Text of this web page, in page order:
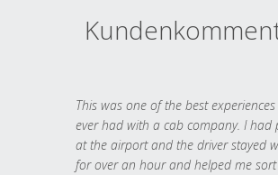
This was one of the best
ever had with a cab company. I had
at the airport and the driver stayed
for over an hour and helped me sort